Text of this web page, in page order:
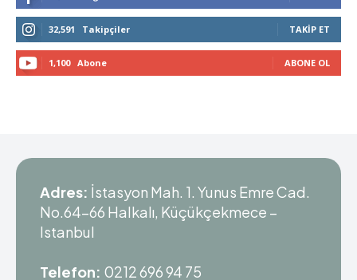
32,591 Takipçiler TAKIP ET
1,100 Abone ABONE OL
Adres: İstasyon Mah. 1. Yunus Emre Cad.
No.64-66 Halkalı, Küçükçekmece –
Istanbul
Telefon: 0212 696 94 75